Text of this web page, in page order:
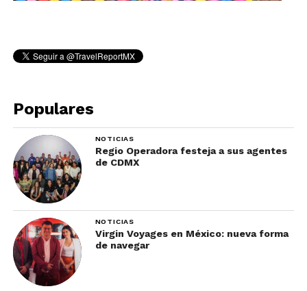
Populares
NOTICIAS
Regio Operadora festeja a sus agentes
de CDMX
NOTICIAS
Virgin Voyages en México: nueva forma
de navegar